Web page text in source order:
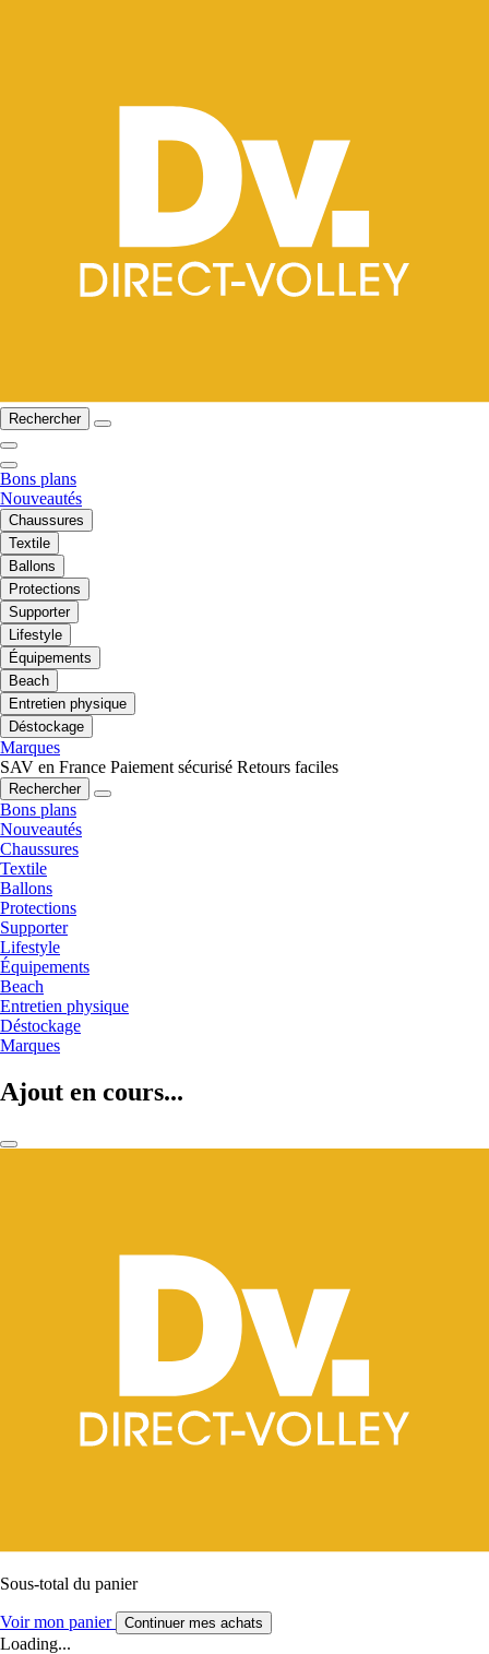
Rechercher
Bons plans
Nouveautés
Chaussures
Textile
Ballons
Protections
Supporter
Lifestyle
Équipements
Beach
Entretien physique
Déstockage
Marques
SAV en France Paiement sécurisé Retours faciles
Rechercher
Bons plans
Nouveautés
Chaussures
Textile
Ballons
Protections
Supporter
Lifestyle
Équipements
Beach
Entretien physique
Déstockage
Marques
Ajout en cours...
Sous-total du panier
Voir mon panier Continuer mes achats
Loading...